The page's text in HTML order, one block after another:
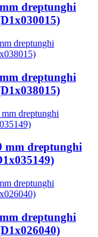
dreptunghi
dreptunghi
mm dreptunghi
dreptunghi